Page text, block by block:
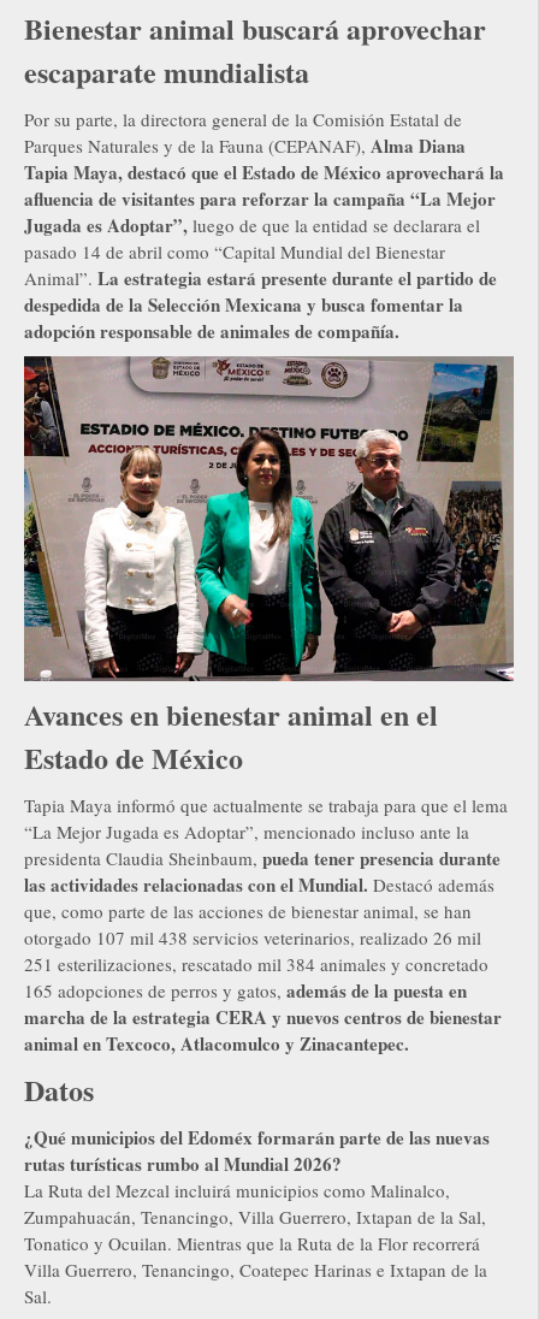
Bienestar animal buscará aprovechar
escaparate mundialista
Por su parte, la directora general de la Comisión Estatal de
Parques Naturales y de la Fauna (CEPANAF), Alma Diana
Tapia Maya, destacó que el Estado de México aprovechará la
afluencia de visitantes para reforzar la campaña “La Mejor
Jugada es Adoptar”, luego de que la entidad se declarara el
pasado 14 de abril como “Capital Mundial del Bienestar
Animal”. La estrategia estará presente durante el partido de
despedida de la Selección Mexicana y busca fomentar la
adopción responsable de animales de compañía.
Avances en bienestar animal en el
Estado de México
Tapia Maya informó que actualmente se trabaja para que el lema
“La Mejor Jugada es Adoptar”, mencionado incluso ante la
presidenta Claudia Sheinbaum, pueda tener presencia durante
las actividades relacionadas con el Mundial. Destacó además
que, como parte de las acciones de bienestar animal, se han
otorgado 107 mil 438 servicios veterinarios, realizado 26 mil
251 esterilizaciones, rescatado mil 384 animales y concretado
165 adopciones de perros y gatos, además de la puesta en
marcha de la estrategia CERA y nuevos centros de bienestar
animal en Texcoco, Atlacomulco y Zinacantepec.
Datos
¿Qué municipios del Edoméx formarán parte de las nuevas
rutas turísticas rumbo al Mundial 2026?
La Ruta del Mezcal incluirá municipios como Malinalco,
Zumpahuacán, Tenancingo, Villa Guerrero, Ixtapan de la Sal,
Tonatico y Ocuilan. Mientras que la Ruta de la Flor recorrerá
Villa Guerrero, Tenancingo, Coatepec Harinas e Ixtapan de la
Sal.